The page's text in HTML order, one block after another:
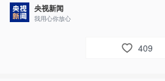
央视新闻
我用心你放心
409